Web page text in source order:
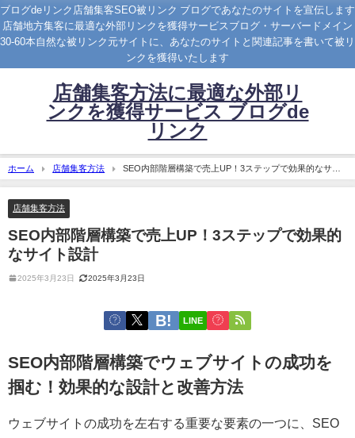
ブログdeリンク店舗集客SEO被リンク ブログであなたのサイトを宣伝します
店舗地方集客に最適な外部リンクを獲得サービスブログ・サーバードメイン
30-60本自然な被リンク元サイトに、あなたのサイトと関連記事を書いて被リ
ンクを獲得いたします
店舗集客方法に最適な外部リ
ンクを獲得サービス ブログde
リンク
ホーム 店舗集客方法
SEO内部階層構築で売上UP！3ステップで効果的なサイ
ト設計
店舗集客方法
SEO内部階層構築で売上UP！3ステップで効果的
なサイト設計
2025年3月23日 2025年3月23日
LINE
SEO内部階層構築でウェブサイトの成功を
掴む！効果的な設計と改善方法
ウェブサイトの成功を左右する重要な要素の一つに、SEO